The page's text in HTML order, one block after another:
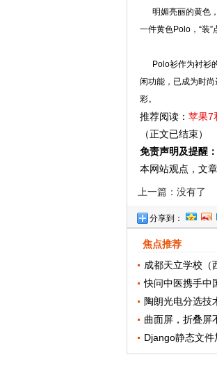
明媚亮丽的黄色，
一件黄色Polo，“装”
Polo衫作为衬衫的
闲功能，已成为时
彩。
推荐阅读： 苹果7
（正文已结束）
免责声明及提醒：
本网站观点，文
上一篇：没有了
分享到：
焦点推荐
成都天立学校（
快问中医携手中
陶朗光电分选技
曲面屏，折叠屏
Django静态文件